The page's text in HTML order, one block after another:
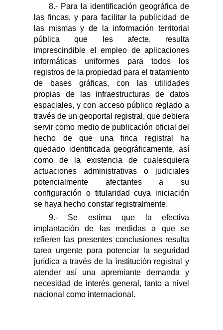
8.- Para la identificación geográfica de
las fincas, y para facilitar la publicidad de
las mismas y de la información territorial
pública que les afecte, resulta
imprescindible el empleo de aplicaciones
informáticas uniformes para todos los
registros de la propiedad para el tratamiento
de bases gráficas, con las utilidades
propias de las infraestructuras de datos
espaciales, y con acceso público reglado a
través de un geoportal registral, que debiera
servir como medio de publicación oficial del
hecho de que una finca registral ha
quedado identificada geográficamente, así
como de la existencia de cualesquiera
actuaciones administrativas o judiciales
potencialmente afectantes a su
configuración o titularidad cuya iniciación
se haya hecho constar registralmente.
9.- Se estima que la efectiva
implantación de las medidas a que se
refieren las presentes conclusiones resulta
tarea urgente para potenciar la seguridad
jurídica a través de la institución registral y
atender así una apremiante demanda y
necesidad de interés general, tanto a nivel
nacional como internacional.